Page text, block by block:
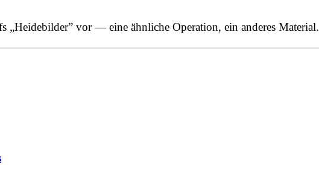
„Heidebilder” vor — eine ähnliche Operation, ein anderes Material.